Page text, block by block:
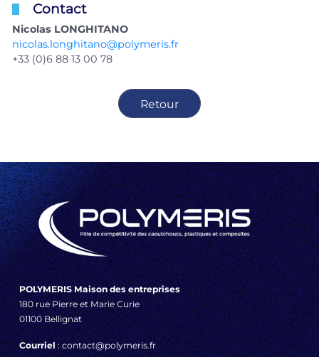
Contact
Nicolas LONGHITANO
nicolas.longhitano@polymeris.fr
+33 (0)6 88 13 00 78
Retour
POLYMERIS Maison des entreprises
180 rue Pierre et Marie Curie
01100 Bellignat
Courriel: contact@polymeris.fr